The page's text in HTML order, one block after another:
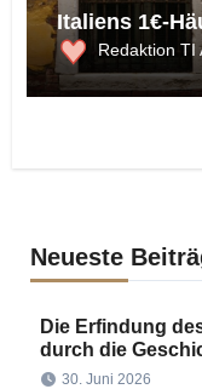
Italiens 1€-
Redaktion TI
Neueste
Die Erfindung
durch die
30. Juni 2026